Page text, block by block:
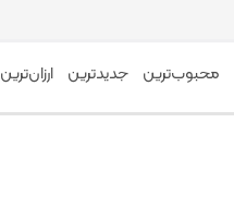
محبوب‌ترین جدیدترین ارزان‌ترین